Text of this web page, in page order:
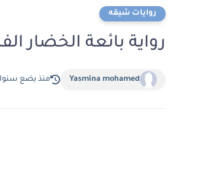
روايات شيقه
رواية بائعة الخضار الفصل
Yasmina mohamed منذ بضع